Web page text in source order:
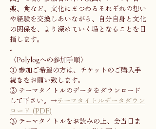
楽、食など、文化にまつわるそれぞれの想い
や経験を交換しあいながら、自分自身と文化
の関係を、より深めていく場となることを目
指します。
-
〈Polylogへの参加手順〉
① 参加ご希望の方は、チケットのご購入手
続きをお願い致します。
② テーマタイトルのデータをダウンロード
して下さい。→ テーマタイトルデータダウン
ロード (PDF)
③ テーマタイトルをお読みの上、会当日ま